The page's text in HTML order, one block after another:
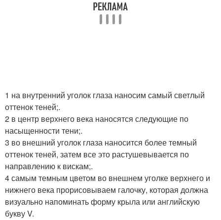
1 на внутренний уголок глаза наносим самый светлый
оттенок теней;.
2 в центр верхнего века наносятся следующие по
насыщенности тени;.
3 во внешний уголок глаза наносится более темный
оттенок теней, затем все это растушевывается по
направлению к вискам;.
4 самым темным цветом во внешнем уголке верхнего и
нижнего века прорисовываем галочку, которая должна
визуально напоминать форму крыла или английскую
букву V.